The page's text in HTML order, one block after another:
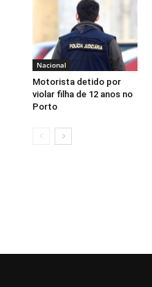
Nacional
Motorista detido por
violar filha de 12 anos no
Porto